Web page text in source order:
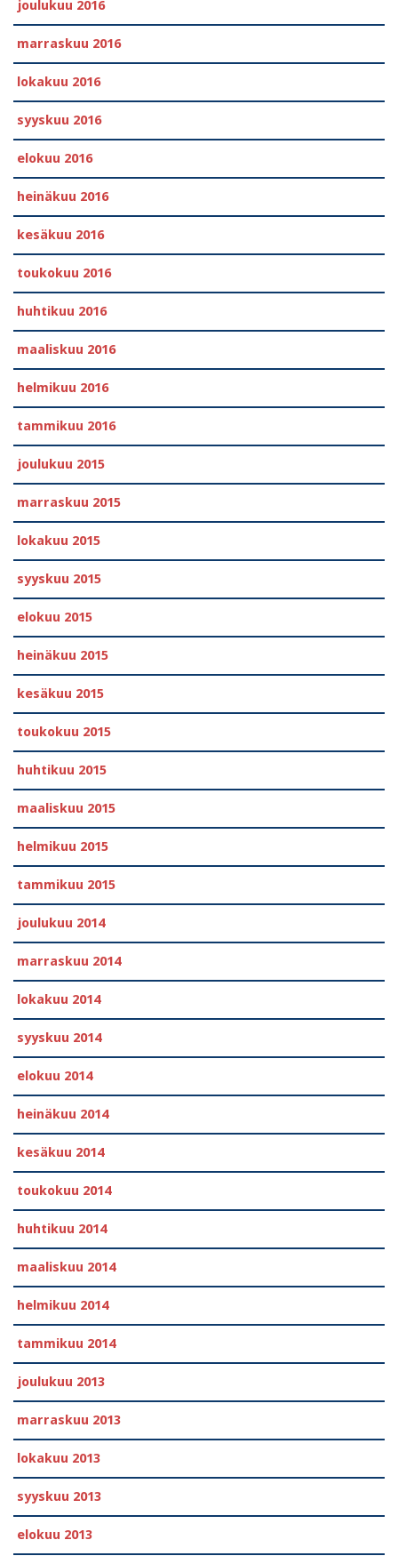
joulukuu 2016
marraskuu 2016
lokakuu 2016
syyskuu 2016
elokuu 2016
heinäkuu 2016
kesäkuu 2016
toukokuu 2016
huhtikuu 2016
maaliskuu 2016
helmikuu 2016
tammikuu 2016
joulukuu 2015
marraskuu 2015
lokakuu 2015
syyskuu 2015
elokuu 2015
heinäkuu 2015
kesäkuu 2015
toukokuu 2015
huhtikuu 2015
maaliskuu 2015
helmikuu 2015
tammikuu 2015
joulukuu 2014
marraskuu 2014
lokakuu 2014
syyskuu 2014
elokuu 2014
heinäkuu 2014
kesäkuu 2014
toukokuu 2014
huhtikuu 2014
maaliskuu 2014
helmikuu 2014
tammikuu 2014
joulukuu 2013
marraskuu 2013
lokakuu 2013
syyskuu 2013
elokuu 2013